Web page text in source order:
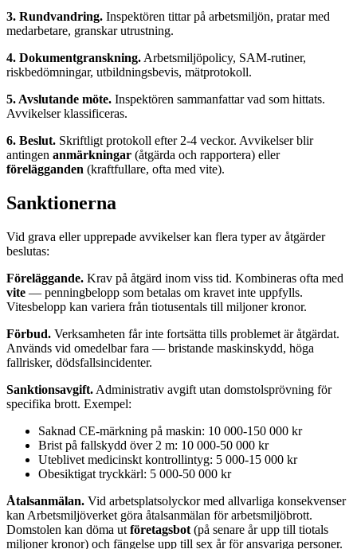
3. Rundvandring. Inspektören tittar på arbetsmiljön, pratar med
medarbetare, granskar utrustning.
4. Dokumentgranskning. Arbetsmiljöpolicy, SAM-rutiner,
riskbedömningar, utbildningsbevis, mätprotokoll.
5. Avslutande möte. Inspektören sammanfattar vad som hittats.
Avvikelser klassificeras.
6. Beslut. Skriftligt protokoll efter 2-4 veckor. Avvikelser blir
antingen anmärkningar (åtgärda och rapportera) eller
förelägganden (kraftfullare, ofta med vite).
Sanktionerna
Vid grava eller upprepade avvikelser kan flera typer av åtgärder
beslutas:
Föreläggande. Krav på åtgärd inom viss tid. Kombineras ofta med
vite — penningbelopp som betalas om kravet inte uppfylls.
Vitesbelopp kan variera från tiotusentals till miljoner kronor.
Förbud. Verksamheten får inte fortsätta tills problemet är åtgärdat.
Används vid omedelbar fara — bristande maskinskydd, höga
fallrisker, dödsfallsincidenter.
Sanktionsavgift. Administrativ avgift utan domstolsprövning för
specifika brott. Exempel:
Saknad CE-märkning på maskin: 10 000-150 000 kr
Brist på fallskydd över 2 m: 10 000-50 000 kr
Uteblivet medicinskt kontrollintyg: 5 000-15 000 kr
Obesiktigat tryckkärl: 5 000-50 000 kr
Åtalsanmälan. Vid arbetsplatsolyckor med allvarliga konsekvenser
kan Arbetsmiljöverket göra åtalsanmälan för arbetsmiljöbrott.
Domstolen kan döma ut företagsbot (på senare år upp till tiotals
miljoner kronor) och fängelse upp till sex år för ansvariga personer.